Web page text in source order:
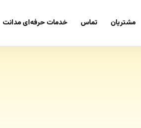
مشتریان تماس خدمات حرفه‌ای مدانت